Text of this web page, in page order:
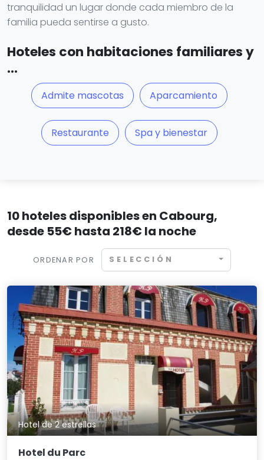
tranquilidad un lugar donde cada miembro de la
familia pueda sentirse a gusto.
Hoteles con habitaciones familiares y
...
Admite mascotas Aparcamiento
Restaurante Spa y bienestar
10 hoteles disponibles en Cabourg,
desde 55€ hasta 218€ la noche
ORDENAR POR SELECCIÓN
Hotel de 2 estrellas
Hotel du Parc